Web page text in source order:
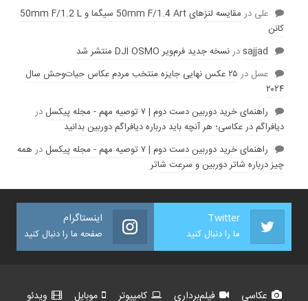
علی در
مقایسه لنز‌های 50mm F/1.4 Art سیگما و 50mm F/1.2 L
کانن
sajjadدرنسخه جدید فرم‌ویر DJI OSMO منتشر شد
عسل در
۲۵ عکس نهایی جایزه منتخب مردم عکاس حیات‌وحش سال
۲۰۲۴
راهنمای خرید دوربین دست دوم | ۷ توصیه مهم - مجله پیکسل
در
دیافراگم در عکاسی؛ هر آنچه باید درباره دیافراگم دوربین بدانید
راهنمای خرید دوربین دست دوم | ۷ توصیه مهم - مجله پیکسل
در همه
چیز درباره شاتر دوربین و سرعت شاتر
Twitter
ما را دنبال کنید
اینستاگرام
صفحه ما را دنبال کنید
عکاسی فیلم‌برداری کامپیوتر موبایل ویدئو